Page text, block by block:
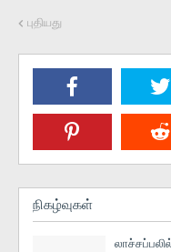
புதியது
நிகழ்வுகள்